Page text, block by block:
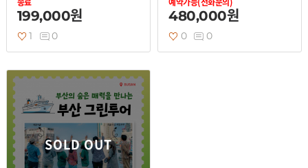
199,000원
1 0
480,000원
0 0
SOLD OUT